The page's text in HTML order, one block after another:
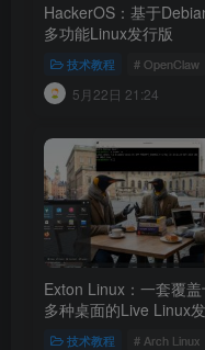
HackerOS：基于
多功能Linux发行版
技术教程 # OpenClaw
5月22日 21:24
Exton Linux：一套覆
多种桌面的Live Linux
技术教程 # Arch Linux